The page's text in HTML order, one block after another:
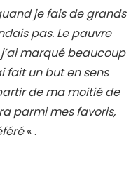
je fais de grands
pas. Le pauvre
marqué beaucoup
fait un but en sens
de ma moitié de
parmi mes favoris,
« .